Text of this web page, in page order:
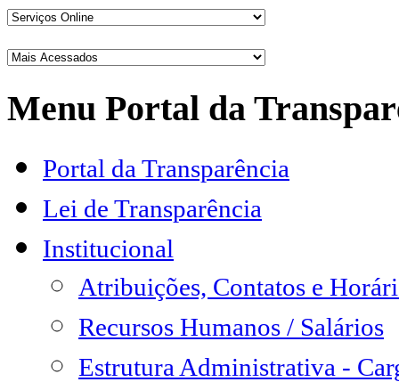
Menu Portal da
Portal da Transparência
Lei de Transparência
Institucional
Atribuições, Contatos e
Recursos Humanos / Salários
Estrutura Administrativa -